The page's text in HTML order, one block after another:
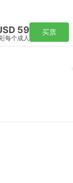
59
每个成人
买票